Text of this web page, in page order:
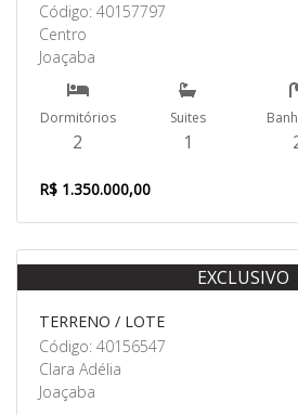
Código: 40157797
Centro
Joaçaba
Dormitórios
2
Suites
1
R$ 1.350.000,00
EXCLUSIVO
TERRENO / LOTE
Código: 40156547
Clara Adélia
Joaçaba